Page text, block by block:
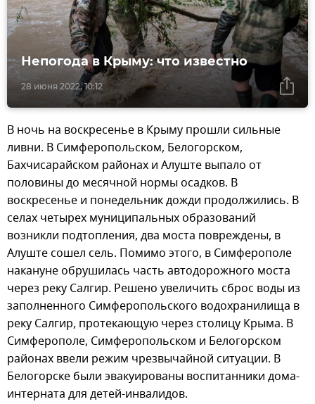
28 июня 2022, 10:12
Непогода в Крыму: что известно
В ночь на воскресенье в Крыму прошли сильные
ливни. В Симферопольском, Белогорском,
Бахчисарайском районах и Алуште выпало от
половины до месячной нормы осадков. В
воскресенье и понедельник дожди продолжились. В
селах четырех муниципальных образований
возникли подтопления, два моста повреждены, в
Алуште сошел сель. Помимо этого, в Симферополе
накануне обрушилась часть автодорожного моста
через реку Салгир. Решено увеличить сброс воды из
заполненного Симферопольского водохранилища в
реку Салгир, протекающую через столицу Крыма. В
Симферополе, Симферопольском и Белогорском
районах ввели режим чрезвычайной ситуации. В
Белогорске были эвакуированы воспитанники дома-
интерната для детей-инвалидов.